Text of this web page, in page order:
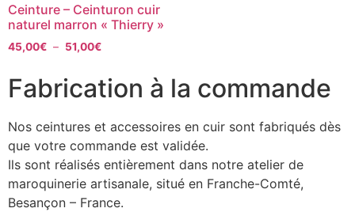
Ceinture – Ceinturon cuir
naturel marron « Thierry »
45,00€ – 51,00€
Fabrication à la commande
Nos ceintures et accessoires en cuir sont fabriqués dès
que votre commande est validée.
Ils sont réalisés entièrement dans notre atelier de
maroquinerie artisanale, situé en Franche-Comté,
Besançon – France.